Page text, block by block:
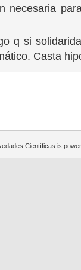
necesaria
q si
Casta
Científicas is